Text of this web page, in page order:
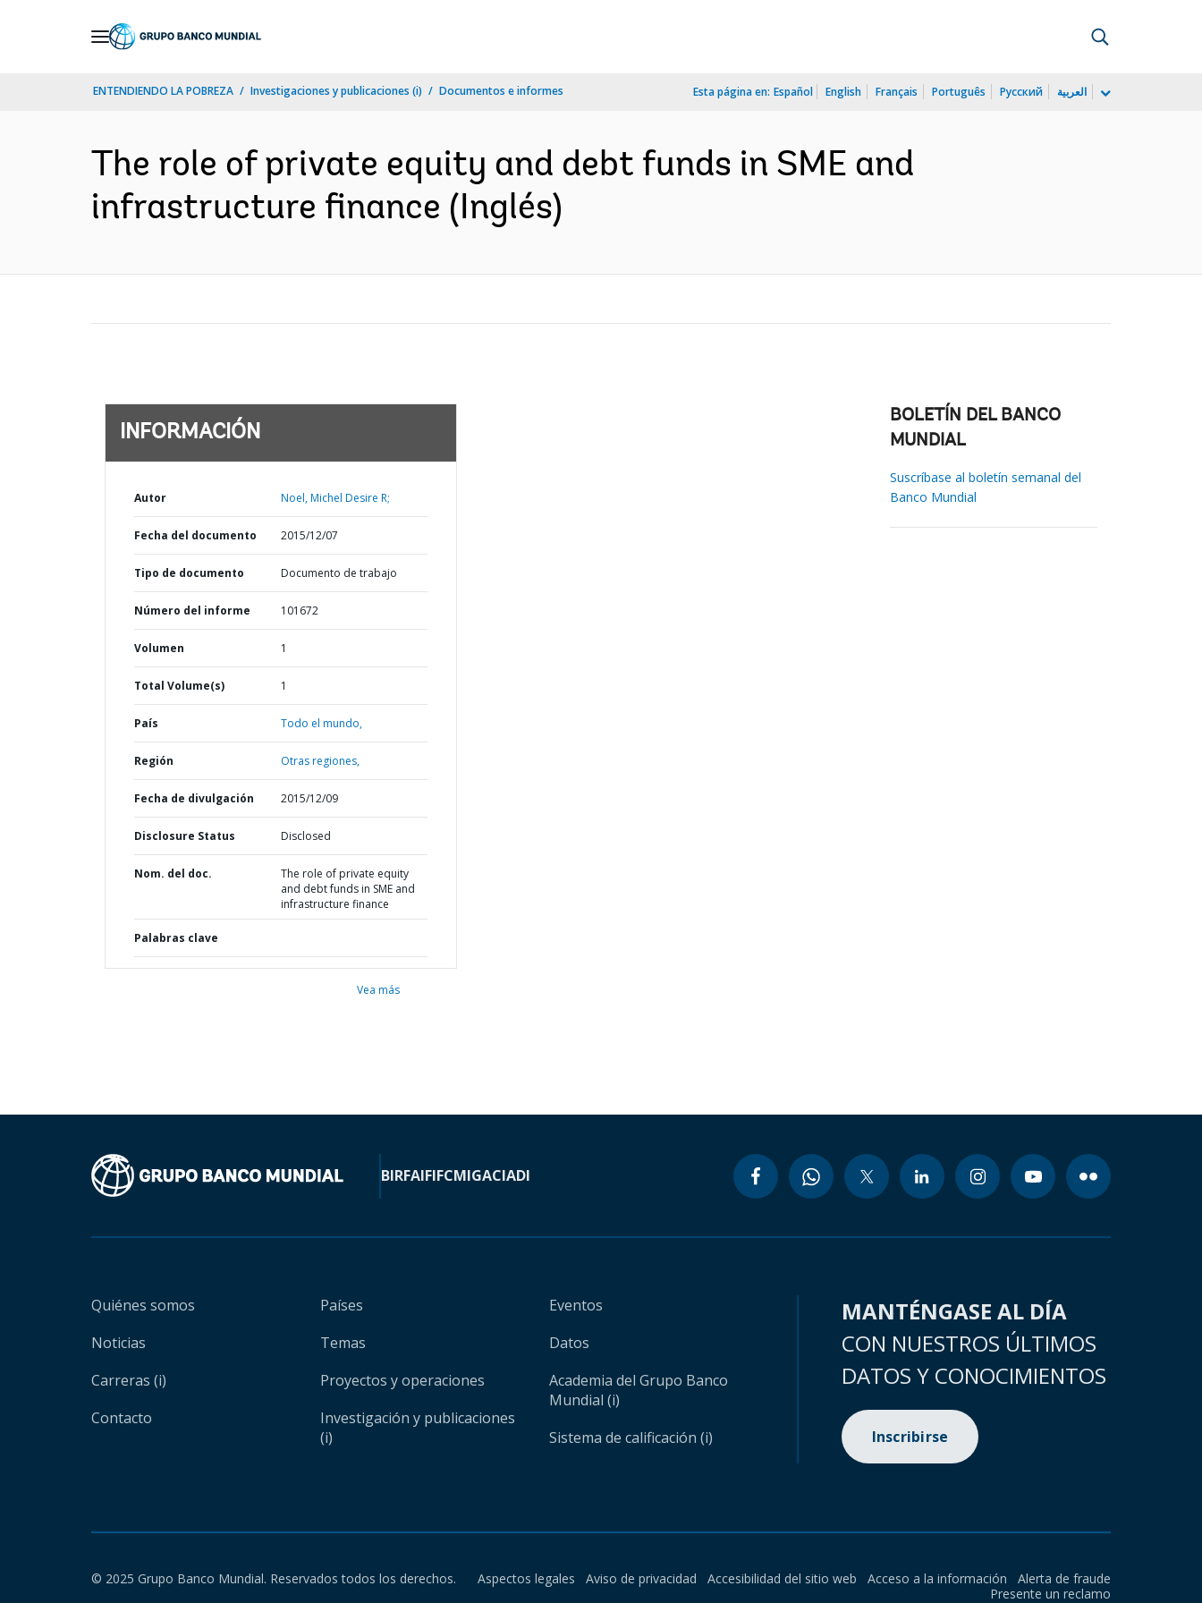
ENTENDIENDO LA POBREZA Investigaciones y publicaciones (i) Documentos e informes Esta página en: Español English Français Português Русский العربية
The role of private equity and debt funds in SME and
infrastructure finance (Inglés)
INFORMACIÓN
Autor Noel, Michel Desire R;
Fecha del documento 2015/12/07
Tipo de documento Documento de trabajo
Número del informe 101672
Volumen 1
Total Volume(s) 1
País Todo el mundo,
Región Otras regiones,
Fecha de divulgación 2015/12/09
Disclosure Status Disclosed
Nom. del doc.
The role of private equity
and debt funds in SME and
infrastructure finance
Palabras clave
Vea más
BOLETÍN DEL BANCO
MUNDIAL
Suscríbase al boletín semanal del
Banco Mundial
BIRFAIFIFCMIGACIADI
Quiénes somos
Noticias
Carreras (i)
Contacto
Países
Temas
Proyectos y operaciones
Investigación y publicaciones
(i)
Eventos
Datos
Academia del Grupo Banco
Mundial (i)
Sistema de calificación (i)
MANTÉNGASE AL DÍA
CON NUESTROS ÚLTIMOS
DATOS Y CONOCIMIENTOS
Inscribirse
© 2025 Grupo Banco Mundial. Reservados todos los derechos. Aspectos legales Aviso de privacidad Accesibilidad del sitio web Acceso a la información
Alerta de fraude
Presente un reclamo